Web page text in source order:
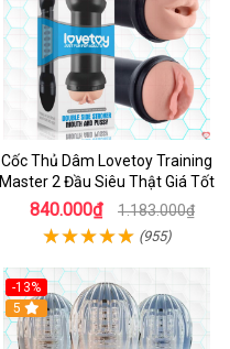
Cốc Thủ Dâm Lovetoy Training
Master 2 Đầu Siêu Thật Giá Tốt
840.000₫ 1.183.000₫
(955)
-13%
Hot
5